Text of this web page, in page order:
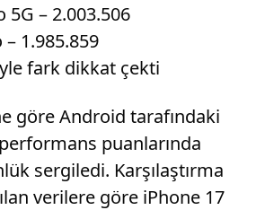
5G – 2.003.506
1.985.859
fark dikkat çekti
göre Android tarafındaki
puanlarında
sergiledi. Karşılaştırma
verilere göre iPhone 17